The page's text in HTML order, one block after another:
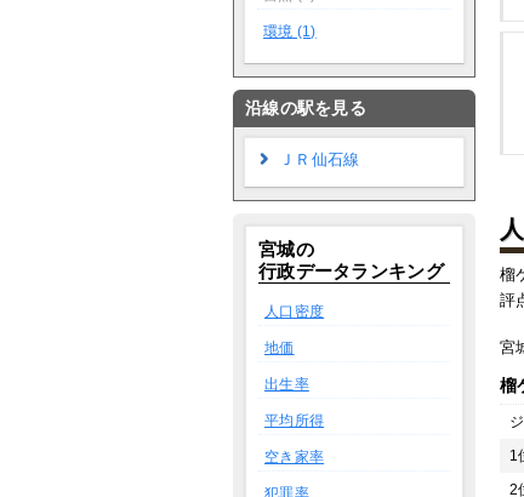
環境 (1)
沿線の駅を見る
ＪＲ仙石線
宮城の
行政データランキング
人口密度
地価
出生率
平均所得
空き家率
犯罪率
榴
評
宮
榴
1
2